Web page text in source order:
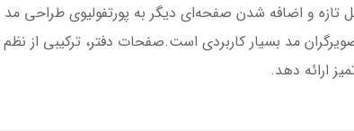
و اضافه شدن صفحه‌ای دیگر به پورتفولیوی طراحی
مد بسیار کاربردی است.صفحات دفتر، ترکیبی از نظم
ارائه دهد.